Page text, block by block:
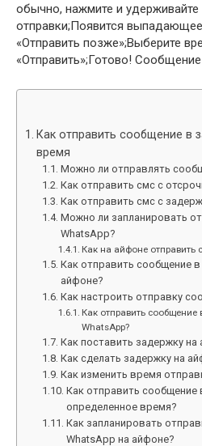
обычно, нажмите и удерживайте
отправки;Появится
«Отправить позже»;Выберите
«Отправить»;Готово!
Как отправить сообщение в
время
Можно ли отправлять
Как отправить смс с
Как отправить смс с
Можно ли запланировать
WhatsApp?
Как на айфоне отправить
Как отправить сообщение
айфоне?
Как настроить отправку
Как отправить сообщение
WhatsApp?
Как поставить задержку на
Как сделать задержку на
Как изменить время
Как отправить сообщение
определенное время?
Как запланировать
WhatsApp на айфоне?